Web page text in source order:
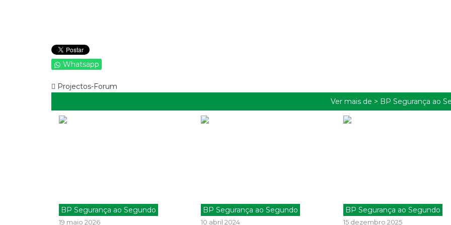
Whatsapp
Projectos-Forum
Ver mais de > BP Segurança ao
BP Segurança ao Segundo
19 maio 2026
BP Segurança ao Segundo
10 abril 2024
BP Segurança ao Segundo
15 dezembro 2025